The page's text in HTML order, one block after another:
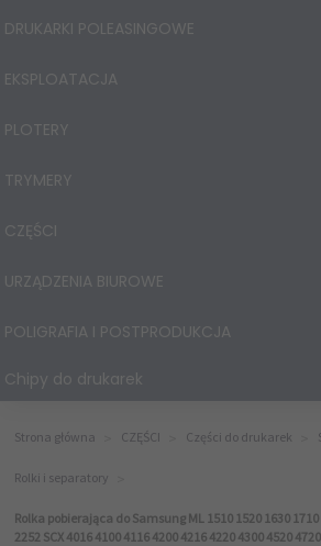
DRUKARKI POLEASINGOWE
EKSPLOATACJA
PLOTERY
TRYMERY
CZĘŚCI
URZĄDZENIA BIUROWE
POLIGRAFIA I POSTPRODUKCJA
Chipy do drukarek
Strona główna CZĘŚCI Części do drukarek
Rolki i separatory
Rolka pobierająca do Samsung ML 1510 1520 1630 1710
2252 SCX 4016 4100 4116 4200 4216 4220 4300 4520